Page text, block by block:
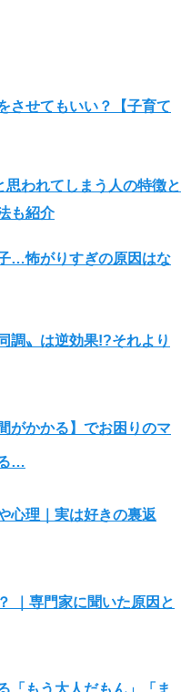
させてもいい？【子育て
思われてしまう人の特徴と
も紹介
…怖がりすぎの原因はな
調〟は逆効果!?それより
がかかる】でお困りのマ
…
心理｜実は好きの裏返
｜専門家に聞いた原因と
「もう大人だもん」「ま